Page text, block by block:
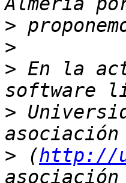
>
>
> En la
>
> (http://